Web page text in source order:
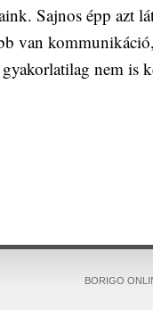
Sajnos épp azt
van
nem is
BORIGO